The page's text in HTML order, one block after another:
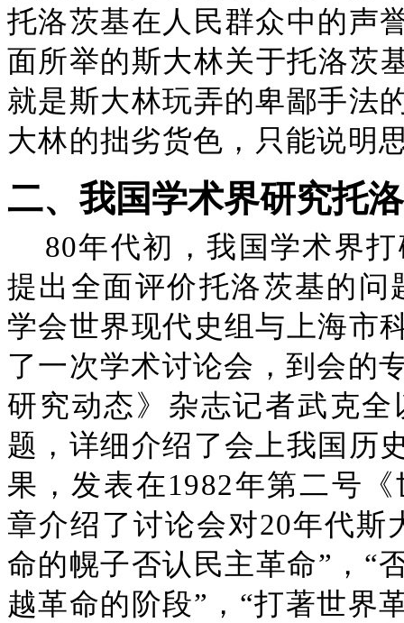
托洛茨基在人民群众中的声
面所举的斯大林关于托洛茨
就是斯大林玩弄的卑鄙手法
大林的拙劣货色，只能说明
二、我国学术界研究托
80年代初，我国学术界
提出全面评价托洛茨基的问
学会世界现代史组与上海市
了一次学术讨论会，到会的
研究动态》杂志记者武克
题，详细介绍了会上我国历
果，发表在1982年第二号
章介绍了讨论会对20年代斯
命的幌子否认民主革命”，“
越革命的阶段”，“打著世界